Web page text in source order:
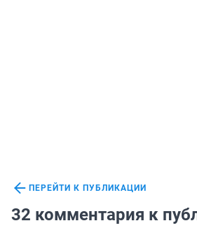
ПЕРЕЙТИ К ПУБЛИКАЦИИ
32 комментария к